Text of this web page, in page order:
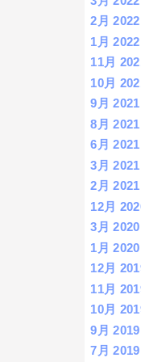
2月 2022
1月 2022
11月
10月
9月 2021
8月 2021
6月 2021
3月 2021
2月 2021
12月
3月 2020
1月 2020
12月
11月
10月
9月 2019
7月 2019